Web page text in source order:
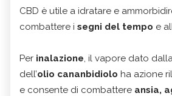
CBD è utile a idratare e
combattere i segni del tempo e
Per inalazione, il vapore dato
dell’olio cananbidiolo ha azione
e consente di combattere ansia,